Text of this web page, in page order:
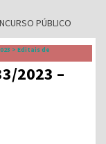
PÚBLICO
> Editais de
2023 –